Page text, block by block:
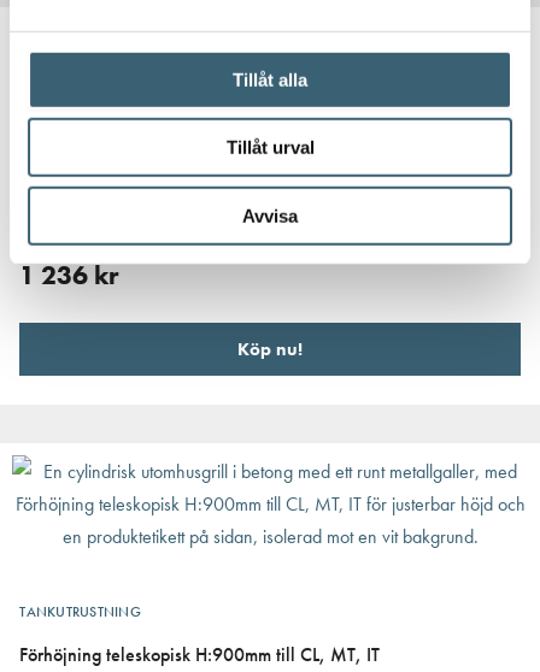
Tillåt alla
Tillåt urval
Avvisa
DIESELTANK RESERVDELAR & TILLBEHÖR
Nivåmätare – Watchman SONIC Advanced
1 236kr
Köp nu!
TANKUTRUSTNING
Förhöjning teleskopisk H:900mm till CL, MT, IT